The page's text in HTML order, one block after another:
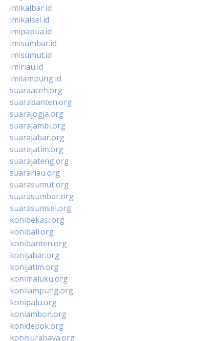
imikalbar.id
imikalsel.id
imipapua.id
imisumbar.id
imisumut.id
imiriau.id
imilampung.id
suaraaceh.org
suarabanten.org
suarajogja.org
suarajambi.org
suarajabar.org
suarajatim.org
suarajateng.org
suarariau.org
suarasumut.org
suarasumbar.org
suarasumsel.org
konibekasi.org
konibali.org
konibanten.org
konijabar.org
konijatim.org
konimaluku.org
konilampung.org
konipalu.org
koniambon.org
konidepok.org
konisurabaya.org